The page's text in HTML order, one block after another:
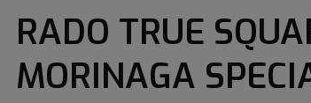
RADO TRUE
MORINAGA